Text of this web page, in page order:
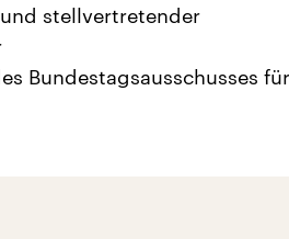
stellvertretender
Bundestagsausschusses für